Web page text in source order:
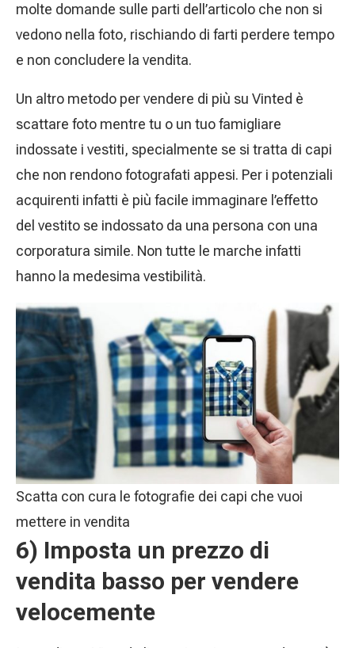
molte domande sulle parti dell’articolo che non si
vedono nella foto, rischiando di farti perdere tempo
e non concludere la vendita.
Un altro metodo per vendere di più su Vinted è
scattare foto mentre tu o un tuo famigliare
indossate i vestiti, specialmente se si tratta di capi
che non rendono fotografati appesi. Per i potenziali
acquirenti infatti è più facile immaginare l’effetto
del vestito se indossato da una persona con una
corporatura simile. Non tutte le marche infatti
hanno la medesima vestibilità.
Scatta con cura le fotografie dei capi che vuoi
mettere in vendita
6) Imposta un prezzo di
vendita basso per vendere
velocemente